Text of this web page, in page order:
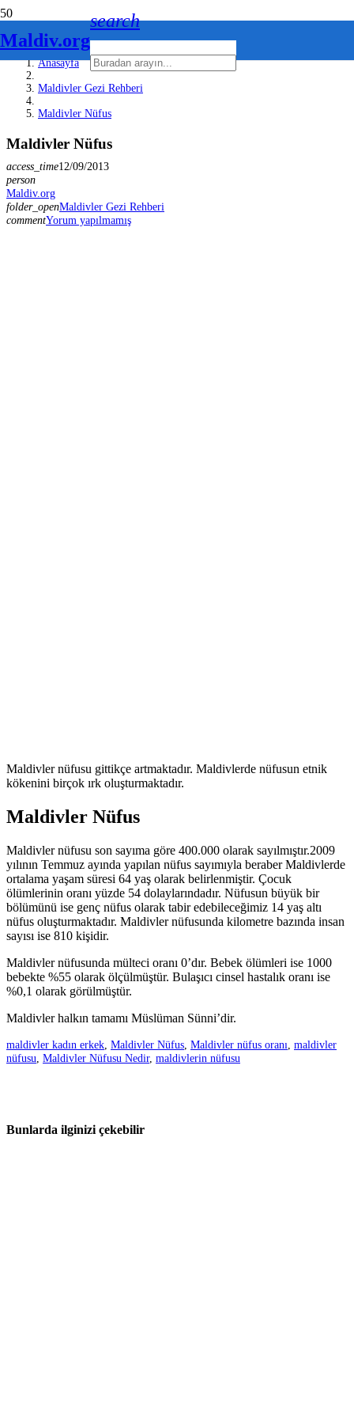
Maldiv.org
search
Anasayfa
Maldivler Gezi Rehberi
Maldivler Nüfus
Maldivler Nüfus
access_time12/09/2013
person
Maldiv.org
folder_openMaldivler Gezi Rehberi
commentYorum yapılmamış
Maldivler nüfusu gittikçe artmaktadır. Maldivlerde nüfusun etnik
kökenini birçok ırk oluşturmaktadır.
Maldivler Nüfus
Maldivler nüfusu son sayıma göre 400.000 olarak sayılmıştır.2009
yılının Temmuz ayında yapılan nüfus sayımıyla beraber Maldivlerde
ortalama yaşam süresi 64 yaş olarak belirlenmiştir. Çocuk
ölümlerinin oranı yüzde 54 dolaylarındadır. Nüfusun büyük bir
bölümünü ise genç nüfus olarak tabir edebileceğimiz 14 yaş altı
nüfus oluşturmaktadır. Maldivler nüfusunda kilometre bazında insan
sayısı ise 810 kişidir.
Maldivler nüfusunda mülteci oranı 0’dır. Bebek ölümleri ise 1000
bebekte %55 olarak ölçülmüştür. Bulaşıcı cinsel hastalık oranı ise
%0,1 olarak görülmüştür.
Maldivler halkın tamamı Müslüman Sünni’dir.
maldivler kadın erkek Maldivler Nüfus Maldivler nüfus oranı maldivler
nüfusu Maldivler Nüfusu Nedir, maldivlerin nüfusu
Bunlarda ilginizi çekebilir